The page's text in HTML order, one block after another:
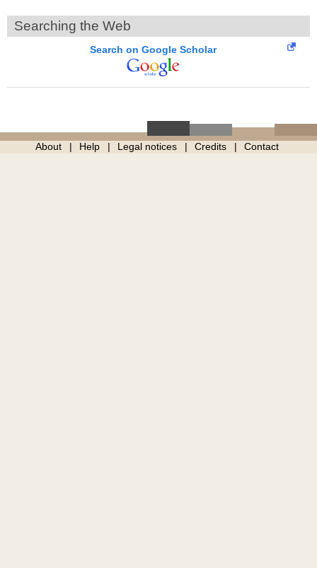
Searching the Web
Search on Google Scholar
About Help Legal notices Credits Contact